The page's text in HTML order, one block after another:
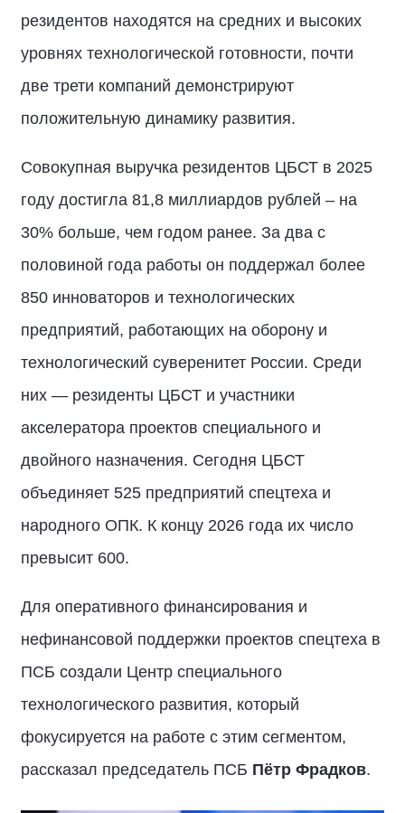
резидентов находятся на средних и высоких
уровнях технологической готовности, почти
две трети компаний демонстрируют
положительную динамику развития.
Совокупная выручка резидентов ЦБСТ в 2025
году достигла 81,8 миллиардов рублей – на
30% больше, чем годом ранее. За два с
половиной года работы он поддержал более
850 инноваторов и технологических
предприятий, работающих на оборону и
технологический суверенитет России. Среди
них — резиденты ЦБСТ и участники
акселератора проектов специального и
двойного назначения. Сегодня ЦБСТ
объединяет 525 предприятий спецтеха и
народного ОПК. К концу 2026 года их число
превысит 600.
Для оперативного финансирования и
нефинансовой поддержки проектов спецтеха в
ПСБ создали Центр специального
технологического развития, который
фокусируется на работе с этим сегментом,
рассказал председатель ПСБ Пётр Фрадков.